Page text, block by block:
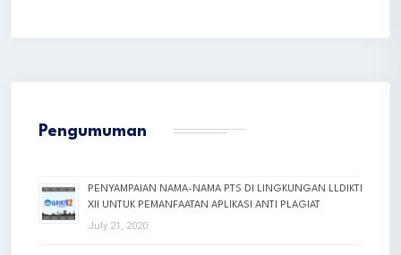
Pengumuman
PENYAMPAIAN NAMA-NAMA PTS DI LINGKUNGAN LLDIKTI
XII UNTUK PEMANFAATAN APLIKASI ANTI PLAGIAT
July 21, 2020